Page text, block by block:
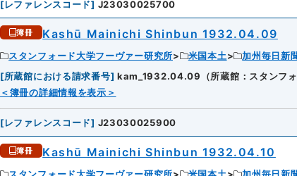
[レファレンスコード] J23030025700
簿冊 Kashū Mainichi Shinbun 1932.04.09
スタンフォード大学フーヴァー研究所 米国本土 加州毎日新
[所蔵館における請求番号] kam_1932.04.09（所蔵館：スタンフォ
＜簿冊の詳細情報を表示＞
[レファレンスコード] J23030025900
簿冊 Kashū Mainichi Shinbun 1932.04.10